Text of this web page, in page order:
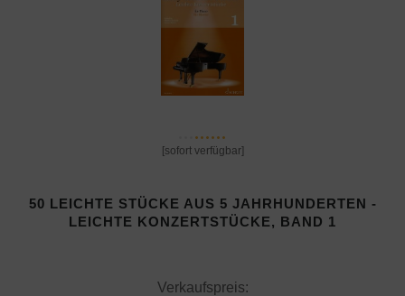
[sofort verfügbar]
50 LEICHTE STÜCKE AUS 5 JAHRHUNDERTEN -
LEICHTE KONZERTSTÜCKE, BAND 1
Verkaufspreis: